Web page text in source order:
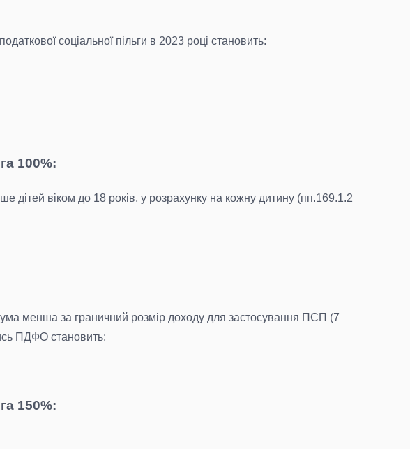
соціальної пільги в 2023 році становить:
100%:
дітей віком до 18 років, у розрахунку на кожну дитину (пп.169.1.2
менша за граничний розмір доходу для застосування ПСП (7
ПДФО становить:
150%: